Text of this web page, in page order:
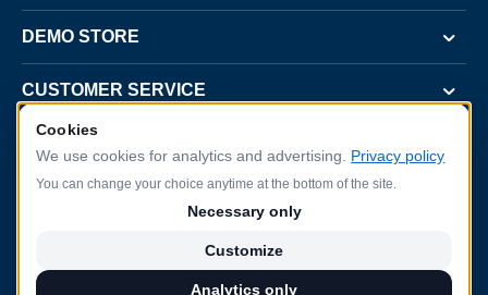
DEMO STORE
CUSTOMER SERVICE
Latvijas Investīciju un attīstības aģentūru (LIAA) par projektu "Starptautiskās
konkurētspējas veicināšana", ko līdzfinansē Eiropas Reģionālās attīstības fonds.
Cookies
We use cookies for analytics and advertising. Privacy policy
You can change your choice anytime at the bottom of the site.
Necessary only
Customize
Analytics only